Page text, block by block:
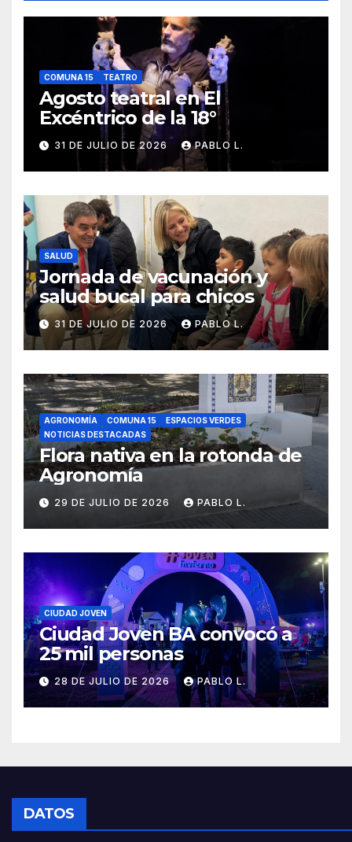
COMUNA 15 TEATRO
Agosto teatral en El
Excéntrico de la 18°
31 DE JULIO DE 2026 PABLO L.
SALUD
Jornada de vacunación y
salud bucal para chicos
31 DE JULIO DE 2026 PABLO L.
AGRONOMÍA COMUNA 15
ESPACIOS VERDES
NOTICIAS DESTACADAS
Flora nativa en la rotonda de
Agronomía
29 DE JULIO DE 2026 PABLO L.
CIUDAD JOVEN
Ciudad Joven BA convocó a
25 mil personas
28 DE JULIO DE 2026 PABLO L.
DATOS